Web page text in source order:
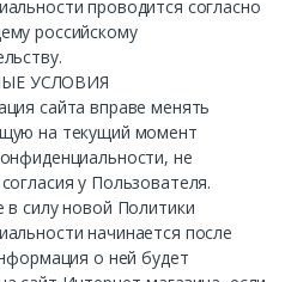
проводится согласно
российскому
УСЛОВИЯ
сайта вправе менять
на текущий момент
не
у Пользователя.
в силу новой Политики
начинается после
о ней будет